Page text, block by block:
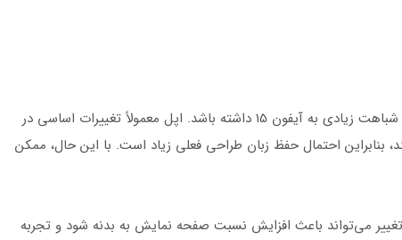
انتظار می‌رود آیفون 16 از نظر طراحی کلی شباهت زیادی به آیفون 15 داشته باشد. اپل معمولاً تغییرات اساسی در
بنابراین احتمال حفظ زبان طراحی فعلی زیاد است. با این حال، ممکن
می‌تواند باعث افزایش نسبت صفحه نمایش به بدنه شود و تجربه